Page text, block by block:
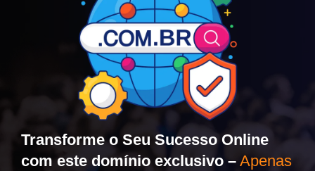
Transforme o Seu Sucesso Online
com este domínio exclusivo – Apenas